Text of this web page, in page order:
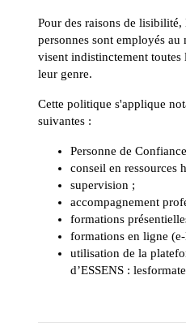
Pour des raisons de lisibilité,
personnes sont employés
visent indistinctement toutes
leur genre.
Cette politique s'applique
suivantes :
Personne de
conseil en ressources
supervision ;
accompagnement
formations
formations en ligne
utilisation de la
d’ESSENS :